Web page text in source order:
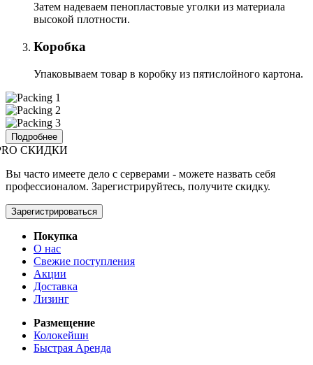
Затем надеваем пенопластовые уголки из материала
высокой плотности.
Коробка
Упаковываем товар в коробку из пятислойного картона.
Подробнее
СКИДКИ
Вы часто имеете дело с серверами - можете назвать себя
профессионалом. Зарегистрируйтесь, получите скидку.
Зарегистрироваться
Покупка
О нас
Свежие поступления
Акции
Доставка
Лизинг
Размещение
Колокейшн
Быстрая Аренда